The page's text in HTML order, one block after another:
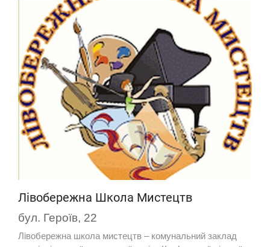
Лівобережна Школа Мистецтв
бул. Героїв, 22
Лівобережна школа мистецтв – комунальний заклад